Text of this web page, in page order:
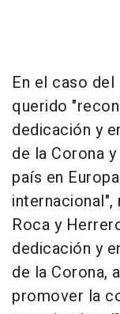
En el caso
querido
dedicación y
de la Corona
país en
Roca y
dedicación y
de la Corona,
promover la